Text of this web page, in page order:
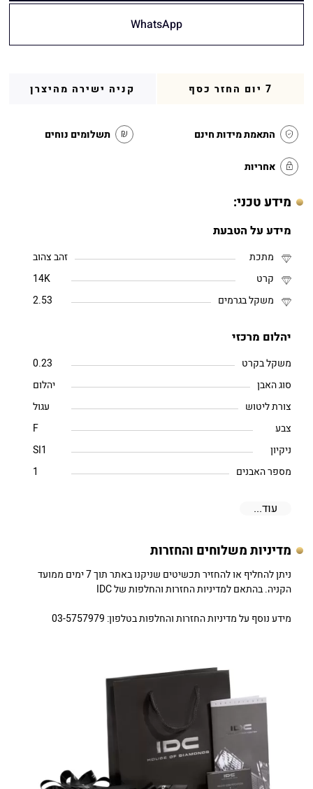
WhatsApp
7 יום החזר כסף קניה ישירה מהיצרן
התאמת מידות חינם תשלומים נוחים
אחריות
מידע טכני:
מידע על הטבעת
מתכת
זהב צהוב
קרט
14K
משקל בגרמים
2.53
יהלום מרכזי
משקל בקרט
0.23
סוג האבן
יהלום
צורת ליטוש
עגול
צבע
F
ניקיון
SI1
מספר האבנים
1
עוד...
מדיניות משלוחים והחזרות
ניתן להחליף או להחזיר תכשיטים שניקנו באתר תוך 7 ימים ממועד
הקניה. בהתאם למדיניות החזרות והחלפות של IDC
מידע נוסף על מדיניות החזרות והחלפות בטלפון: 03-5757979